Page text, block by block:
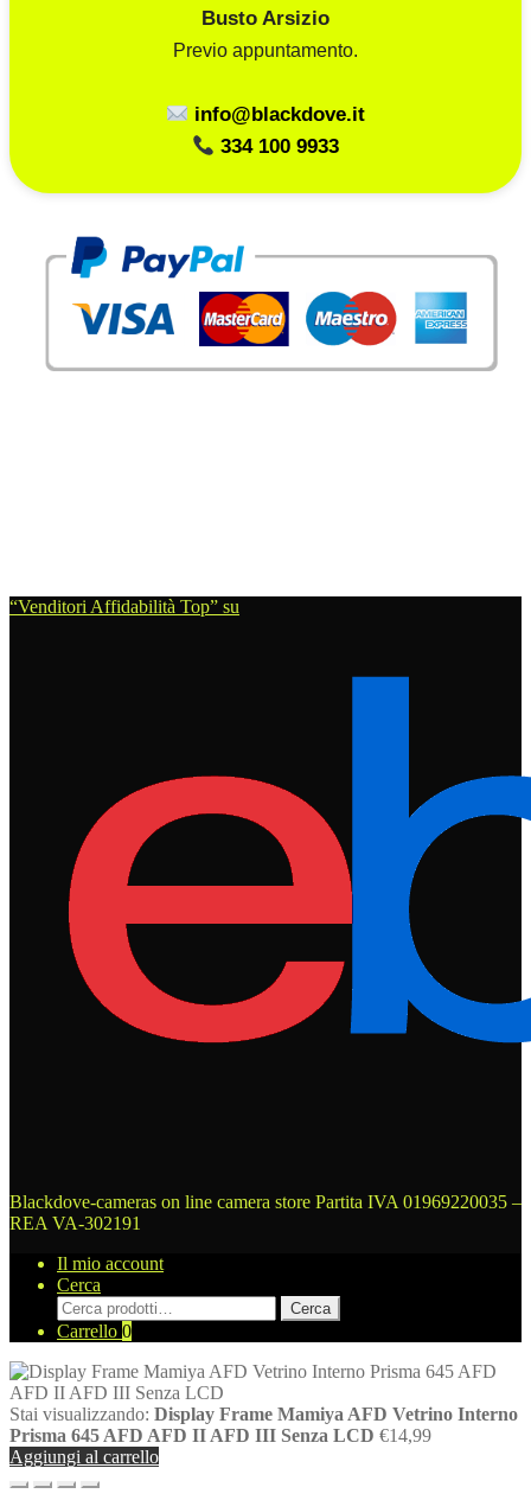
Busto Arsizio
Previo appuntamento.
info@blackdove.it
334 100 9933
“Venditori Affidabilità Top” su
Blackdove-cameras on line camera store Partita IVA 01969220035 –
REA VA-302191
Il mio account
Cerca
Cerca:
Cerca
Carrello 0
Stai visualizzando: Display Frame Mamiya AFD Vetrino Interno
Prisma 645 AFD AFD II AFD III Senza LCD €14,99
Aggiungi al carrello